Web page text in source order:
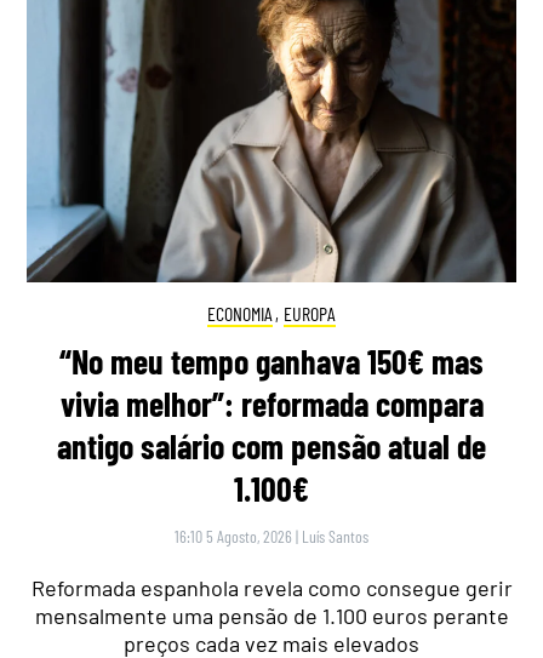
ECONOMIA , EUROPA
“No meu tempo ganhava 150€ mas
vivia melhor”: reformada compara
antigo salário com pensão atual de
1.100€
16:10 5 Agosto, 2026 | Luís Santos
Reformada espanhola revela como consegue gerir
mensalmente uma pensão de 1.100 euros perante
preços cada vez mais elevados